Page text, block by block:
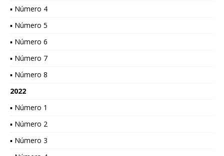
▪ Número 4
▪ Número 5
▪ Número 6
▪ Número 7
▪ Número 8
2022
▪ Número 1
▪ Número 2
▪ Número 3